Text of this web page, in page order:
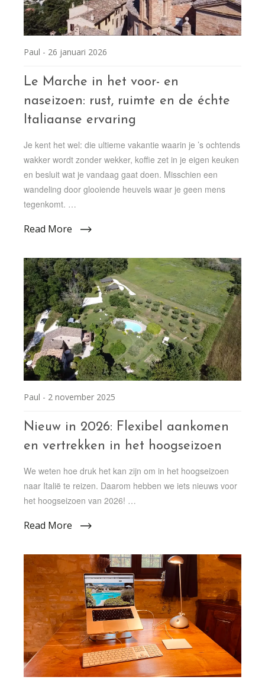
Paul - 26 januari 2026
Le Marche in het voor- en
naseizoen: rust, ruimte en de échte
Italiaanse ervaring
Je kent het wel: die ultieme vakantie waarin je ’s ochtends
wakker wordt zonder wekker, koffie zet in je eigen keuken
en besluit wat je vandaag gaat doen. Misschien een
wandeling door glooiende heuvels waar je geen mens
tegenkomt. …
Read More
Paul - 2 november 2025
Nieuw in 2026: Flexibel aankomen
en vertrekken in het hoogseizoen
We weten hoe druk het kan zijn om in het hoogseizoen
naar Italië te reizen. Daarom hebben we iets nieuws voor
het hoogseizoen van 2026! …
Read More